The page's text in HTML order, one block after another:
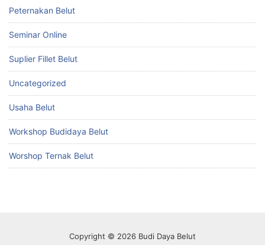
Peternakan Belut
Seminar Online
Suplier Fillet Belut
Uncategorized
Usaha Belut
Workshop Budidaya Belut
Worshop Ternak Belut
Copyright © 2026 Budi Daya Belut